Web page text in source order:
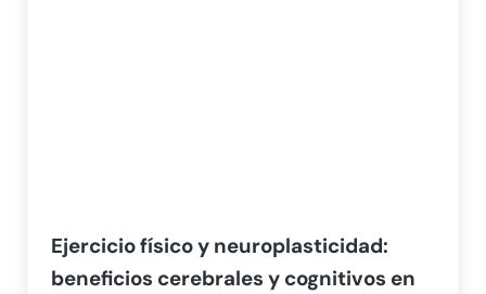
Ejercicio físico y neuroplasticidad:
beneficios cerebrales y cognitivos en